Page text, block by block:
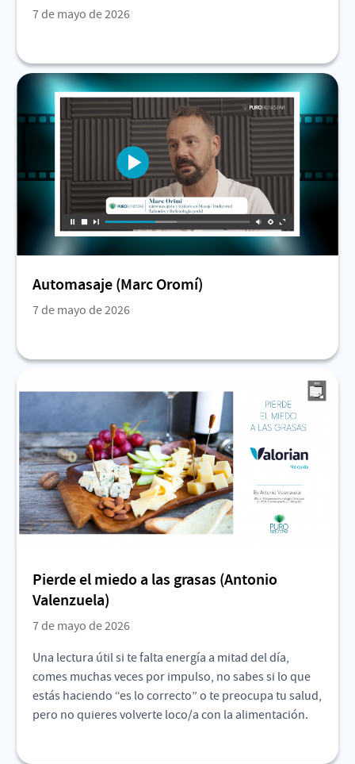
7 de mayo de 2026
Automasaje (Marc Oromí)
7 de mayo de 2026
Pierde el miedo a las grasas (Antonio
Valenzuela)
7 de mayo de 2026
Una lectura útil si te falta energía a mitad del día,
comes muchas veces por impulso, no sabes si lo que
estás haciendo “es lo correcto” o te preocupa tu salud,
pero no quieres volverte loco/a con la alimentación.